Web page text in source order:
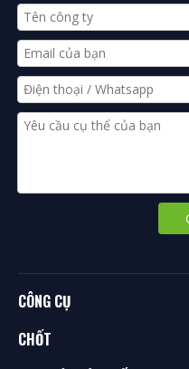
CÔNG CỤ
CHỐT